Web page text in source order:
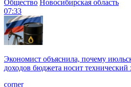
Общество Новосибирская область
07:33
Экономист объяснила, почему
доходов бюджета носит технический
corner